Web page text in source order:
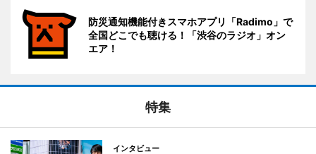
防災通知機能付きスマホアプリ「Radimo」で
全国どこでも聴ける！「渋谷のラジオ」オン
エア！
特集
インタビュー